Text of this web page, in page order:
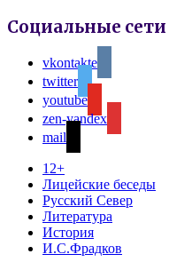
Социальные сети
vkontakte
twitter
youtube
zen-yandex
mail
12+
Лицейские беседы
Русский Север
Литература
История
И.С.Фрадков